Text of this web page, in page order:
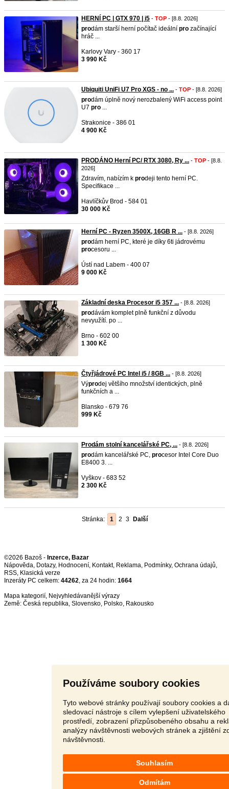
Používáme soubory cookies
Tyto webové stránky používají soubory cookies a
sledovací nástroje s cílem vylepšení uživatelského
prostředí, zobrazení přizpůsobeného obsahu a
analýzy návštěvnosti webových stránek a zjištění
návštěvnosti.
Souhlasím
Odmítám
HERNÍ PC | GTX 970 | i5 - TOP - [8.8. 2026]
prodám starší herní počítač ideální pro začínající
hráč ...
Karlovy Vary - 360 17
3 990 Kč
Ubiquiti UniFi U7 Pro XGS - no ... - TOP - [8.8. 2026]
prodám úplně nový nerozbalený WiFi access point
U7 pro ...
Strakonice - 386 01
4 900 Kč
PRODÁNO Herní PC/ RTX 3080, Ry ... - TOP - [8.8.
2026]
Zdravím, nabízím k prodeji tento herní PC.
Specifikace ...
Havlíčkův Brod - 584 01
30 000 Kč
Herní PC - Ryzen 3500X, 16GB R ... - [8.8. 2026]
prodám herní PC, které je díky 6ti jádrovému
procesoru ...
Ústí nad Labem - 400 07
9 000 Kč
Základní deska Procesor i5 357 ... - [8.8. 2026]
prodávám komplet plně funkční z důvodu
nevyužítí. po ...
Brno - 602 00
1 300 Kč
Čtyřjádrové PC Intel i5 / 8GB ... - [8.8. 2026]
Výprodej většího množství identických, plně
funkčních a ...
Blansko - 679 76
999 Kč
Prodám stolní kancelářské PC, ... - [8.8. 2026]
prodám kancelářské PC, procesor Intel Core Duo
E8400 3. ...
Vyškov - 683 52
2 300 Kč
Stránka: 1 2 3 Další
©2026 Bazoš - Inzerce, Bazar
Nápověda, Dotazy, Hodnocení, Kontakt, Reklama, Podmínky, Ochrana údajů,
RSS,
Inzeráty PC celkem: 44262, za 24 hodin: 1664
Mapa kategorií, Nejvyhledávanější výrazy
Země: Česká republika, Slovensko, Polsko, Rakousko